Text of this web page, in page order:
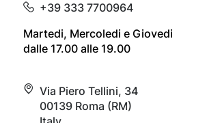
+39 333 7700964
Martedi, Mercoledi e Giovedi
dalle 17.00 alle 19.00
Via Piero Tellini, 34
00139 Roma (RM)